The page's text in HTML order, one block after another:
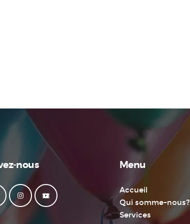
nous Menu
Accueil
Qui somme-nous?
Services